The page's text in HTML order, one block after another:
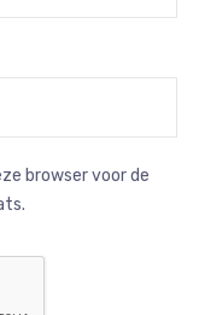
browser voor de